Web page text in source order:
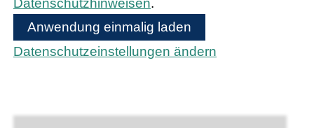
Datenschutzhinweisen.
Anwendung einmalig laden
Datenschutzeinstellungen ändern